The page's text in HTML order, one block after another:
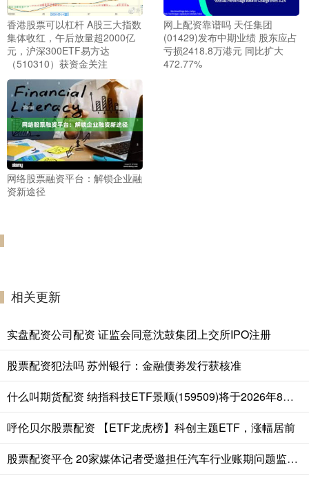
香港股票可以杠杆 A股三大指数
集体收红，午后放量超2000亿
元，沪深300ETF易方达
（510310）获资金关注
网上配资靠谱吗 天任集团
(01429)发布中期业绩 股东应占
亏损2418.8万港元 同比扩大
472.77%
网络股票融资平台：解锁企业融
资新途径
相关更新
实盘配资公司配资 证监会同意沈鼓集团上交所IPO注册
股票配资犯法吗 苏州银行：金融债劵发行获核准
什么叫期货配资 纳指科技ETF景顺(159509)将于2026年8月7日开市起停牌，自2026年8月7日10:30起复牌，停牌期间赎回业务照常办理
呼伦贝尔股票配资 【ETF龙虎榜】科创主题ETF，涨幅居前
股票配资平仓 20家媒体记者受邀担任汽车行业账期问题监督员